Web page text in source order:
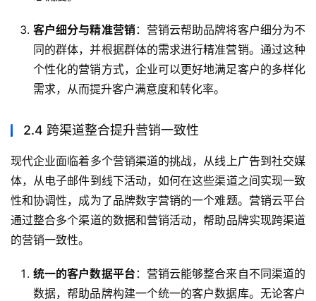
客户细分与精准营销：营销云帮助品牌将客户细分为不
同的群体，并根据群体的需求进行精准营销。通过这种
个性化的营销方式，企业可以更好地满足客户的多样化
需求，从而提升客户满意度和转化率。
2.4 跨渠道整合提升营销一致性
现代企业面临着多个营销渠道的挑战，从线上广告到社交媒
体，从电子邮件到线下活动，如何在这些渠道之间实现一致
性和协调性，成为了品牌数字营销的一个难题。营销云平台
通过整合多个渠道的数据和营销活动，帮助品牌实现跨渠道
的营销一致性。
统一的客户数据平台 ：营销云能够整合来自不同渠道的
数据，帮助品牌构建一个统一的客户数据库。无论客户